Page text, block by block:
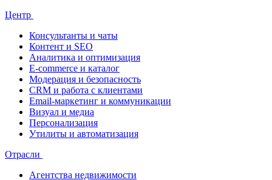
Центр
Консультанты и чаты
Контент и SEO
Аналитика и оптимизация
E-commerce и каталог
Модерация и безопасность
CRM и работа с клиентами
Email-маркетинг и коммуникации
Визуал и медиа
Персонализация
Утилиты и автоматизация
Отрасли
Агентства недвижимости